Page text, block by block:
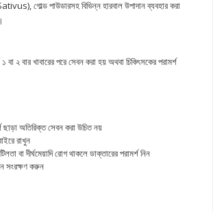
গোল্ড পাউডারসহ বিভিন্ন হারবাল উপাদান ব্যবহার করা
বা ২ বার খাবারের পরে সেবন করা হয় অথবা চিকিৎসকের পরামর্শ
ছাড়া অতিরিক্ত সেবন করা উচিত নয়
রাখুন
বা দীর্ঘমেয়াদি রোগ থাকলে ডাক্তারের পরামর্শ নিন
সংরক্ষণ করুন